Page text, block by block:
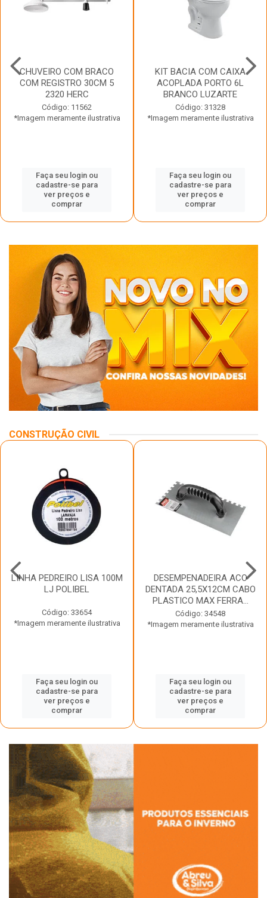
CHUVEIRO COM BRACO
COM REGISTRO 30CM 5
2320 HERC
Código: 11562
*Imagem meramente ilustrativa
Faça seu login ou
cadastre-se para
ver preços e
comprar
KIT BACIA COM CAIXA
ACOPLADA PORTO 6L
BRANCO LUZARTE
Código: 31328
*Imagem meramente ilustrativa
Faça seu login ou
cadastre-se para
ver preços e
comprar
CONSTRUÇÃO CIVIL
LINHA PEDREIRO LISA 100M
LJ POLIBEL
Código: 33654
*Imagem meramente ilustrativa
Faça seu login ou
cadastre-se para
ver preços e
comprar
DESEMPENADEIRA ACO
DENTADA 25,5X12CM CABO
PLASTICO MAX FERRA...
Código: 34548
*Imagem meramente ilustrativa
Faça seu login ou
cadastre-se para
ver preços e
comprar